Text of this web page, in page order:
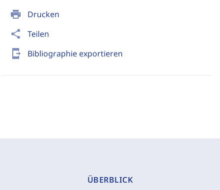
print Drucken
share Teilen
send_to_mobile Bibliographie exportieren
ÜBERBLICK